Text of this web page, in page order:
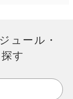
ュール・
す